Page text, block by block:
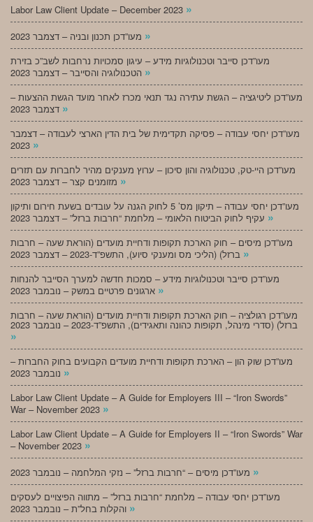
Labor Law Client Update – December 2023 »
»
מעו”דכן סייבר וטכנולוגיות מידע – עיגון סמכויות נרחבות לשב”כ בזירת
»
מעו”דכן ליטיגציה – הגשת עתירה נגד תנאי מכרז לאחר מועד הגשת ההצעות –
»
מעו”דכן יחסי עבודה – פסיקה תקדימית של בית הדין הארצי לעבודה – דצמבר
»
מעו”דכן היי-טק, טכנולוגיה והון סיכון – ערוץ מענקים מהיר לחברות עם תזרים
»
מעו”דכן יחסי עבודה – תיקון מס’ 5 לחוק הגנה על עובדים בשעת חירום ותיקון
»
מעו”דכן מיסים – חוק הארכת תקופות ודחיית מועדים (הוראת שעה – חרבות
»
מעו”דכן סייבר וטכנולוגיות מידע – סמכות חדשה למערך הסייבר להנחות
»
מעו”דכן רגולציה – חוק הארכת תקופות ודחיית מועדים (הוראת שעה – חרבות
ברזל) (סדרי מינהל, תקופות כהונה ותאגידים), התשפ”ד-2023 – נובמבר 2023
»
מעו”דכן שוק הון – הארכת תקופות ודחיית מועדים הקבועים בחוק החברות –
»
Labor Law Client Update – A Guide for Employers III – “Iron Swords”
War – November 2023 »
Labor Law Client Update – A Guide for Employers II – “Iron Swords” War
– November 2023 »
»
מעו”דכן יחסי עבודה – מלחמת “חרבות ברזל” – מתווה הפיצויים לעסקים
»